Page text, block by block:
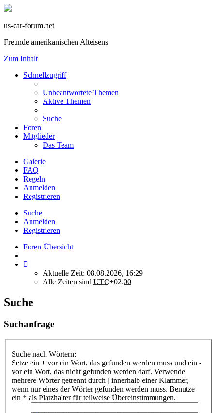
us-car-forum.net
Freunde amerikanischen Alteisens
Zum Inhalt
Schnellzugriff
Unbeantwortete Themen
Aktive Themen
Suche
Foren
Mitglieder
Das Team
Galerie
FAQ
Regeln
Anmelden
Registrieren
Suche
Anmelden
Registrieren
Foren-Übersicht
Aktuelle Zeit: 08.08.2026, 16:29
Alle Zeiten sind UTC+02:00
Suche
Suchanfrage
Suche nach Wörtern:
Setze ein + vor ein Wort, das gefunden werden muss und ein -
vor ein Wort, das nicht gefunden werden darf. Verwende
mehrere Wörter getrennt durch | innerhalb einer Klammer,
wenn nur eines der Wörter gefunden werden muss. Benutze
ein * als Platzhalter für teilweise Übereinstimmungen.